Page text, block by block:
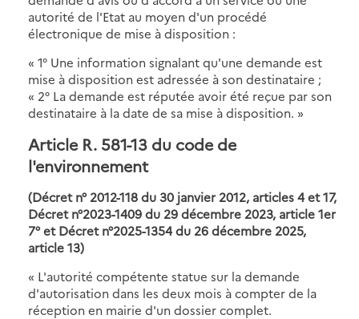
autorité de l'Etat au moyen d'un procédé
électronique de mise à disposition :
« 1° Une information signalant qu'une demande est
mise à disposition est adressée à son destinataire ;
« 2° La demande est réputée avoir été reçue par son
destinataire à la date de sa mise à disposition. »
Article R. 581-13 du code de
l'environnement
(Décret n° 2012-118 du 30 janvier 2012, articles 4 et 17,
Décret n°2023-1409 du 29 décembre 2023, article 1er
7° etDécret n°2025-1354 du 26 décembre 2025,
article 13)
« L'autorité compétente statue sur la demande
d'autorisation dans les deux mois à compter de la
réception en mairie d'un dossier complet.